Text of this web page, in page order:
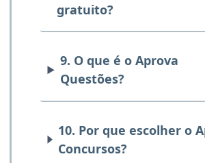
gratuito?
9. O que é o Aprova
Questões?
10. Por que escolher o
Concursos?